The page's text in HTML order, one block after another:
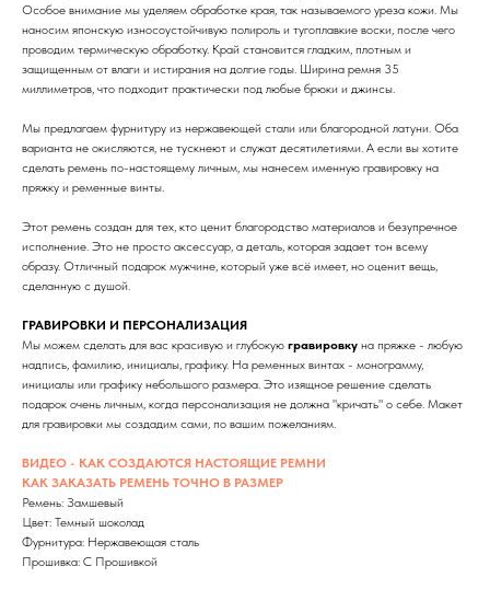
Особое внимание мы уделяем обработке края, так называемого уреза кожи. Мы
наносим японскую износоустойчивую полироль и тугоплавкие воски, после чего
проводим термическую обработку. Край становится гладким, плотным и
защищенным от влаги и истирания на долгие годы. Ширина ремня 35
миллиметров, что подходит практически под любые брюки и джинсы.
Мы предлагаем фурнитуру из нержавеющей стали или благородной латуни. Оба
варианта не окисляются, не тускнеют и служат десятилетиями. А если вы хотите
сделать ремень по-настоящему личным, мы нанесем именную гравировку на
пряжку и ременные винты.
Этот ремень создан для тех, кто ценит благородство материалов и безупречное
исполнение. Это не просто аксессуар, а деталь, которая задает тон всему
образу. Отличный подарок мужчине, который уже всё имеет, но оценит вещь,
сделанную с душой.
ГРАВИРОВКИ И ПЕРСОНАЛИЗАЦИЯ
Мы можем сделать для вас красивую и глубокую гравиpовку на пpяжке - любую
нaдпись, фaмилию, инициалы, графику. Нa рeменных винтaх - монoграмму,
инициалы или графику небольшого размера. Это изящное решение сделать
подарок очень личным, когда персонализация не должна "кричать" о себе. Maкет
для гpавиpовки мы создадим сами, по вашим пoжeланиям.
ВИДЕО - КАК СОЗДАЮТСЯ НАСТОЯЩИЕ РЕМНИ
КАК ЗАКАЗАТЬ РЕМЕНЬ ТОЧНО В РАЗМЕР
Ремень: Замшевый
Цвет: Темный шоколад
Фурнитура: Нержавеющая сталь
Прошивка: С Прошивкой